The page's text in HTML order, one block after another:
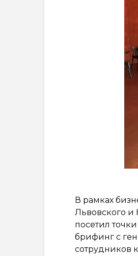
В рамках
Львовского и
посетил
брифинг с
сотрудников